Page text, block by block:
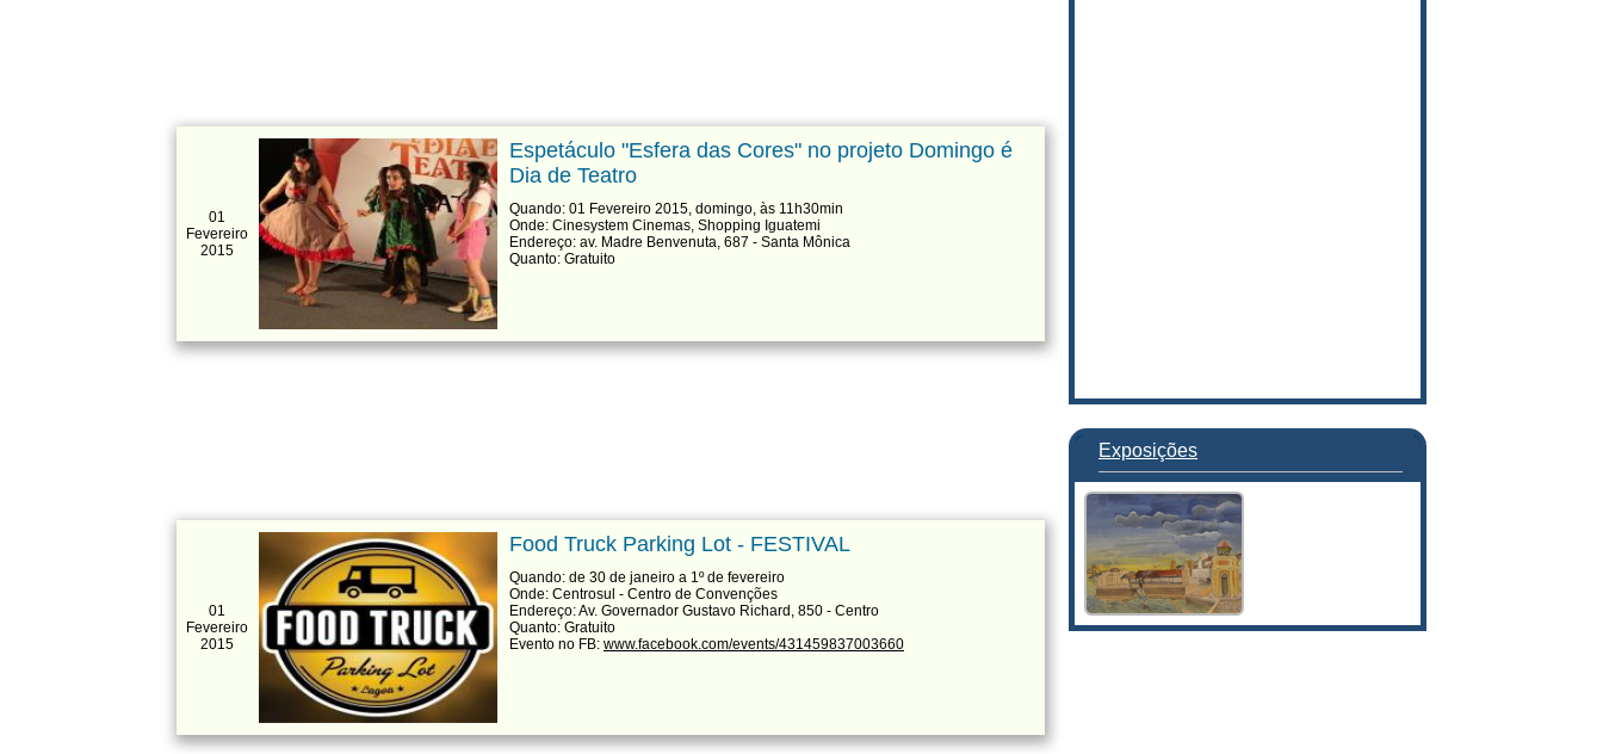
01
Fevereiro
2015
Espetáculo "Esfera das Cores" no projeto Domingo é
Dia de Teatro
Quando: 01 Fevereiro 2015, domingo, às 11h30min
Onde: Cinesystem Cinemas, Shopping Iguatemi
Endereço: av. Madre Benvenuta, 687 - Santa Mônica
Quanto: Gratuito
01
Fevereiro
2015
Food Truck Parking Lot - FESTIVAL
Quando: de 30 de janeiro a 1º de fevereiro
Onde: Centrosul - Centro de Convenções
Endereço: Av. Governador Gustavo Richard, 850 - Centro
Quanto: Gratuito
Evento no FB: www.facebook.com/events/431459837003660
Exposições